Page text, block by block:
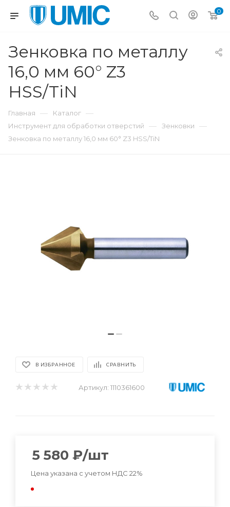
0
Зенковка по металлу
16,0 мм 60° Z3
HSS/TiN
Главная — Каталог —
Инструмент для обработки отверстий — Зенковки —
Зенковка по металлу 16,0 мм 60° Z3 HSS/TiN
В ИЗБРАННОЕ СРАВНИТЬ
Артикул: 1110361600
5 580 ₽/шт
Цена указана с учетом НДС 22%